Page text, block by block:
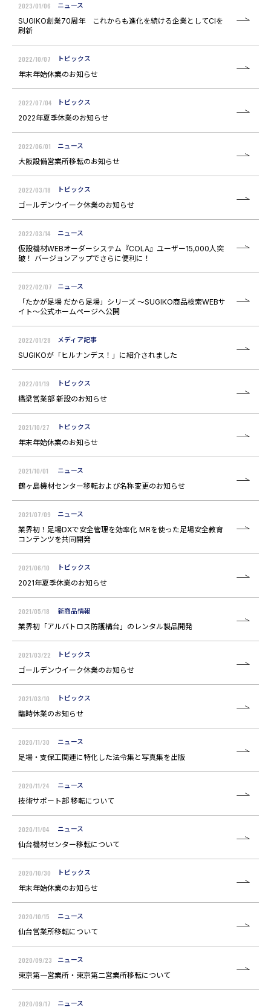
2023/01/06 ニュース
SUGIKO創業70周年 これからも進化を続ける企業としてCIを
刷新
2022/10/07 トピックス
年末年始休業のお知らせ
2022/07/04 トピックス
2022年夏季休業のお知らせ
2022/06/01 ニュース
大阪設備営業所移転のお知らせ
2022/03/18 トピックス
ゴールデンウイーク休業のお知らせ
2022/03/14 ニュース
仮設機材WEBオーダーシステム『COLA』ユーザー15,000人突
破！ バージョンアップでさらに便利に！
2022/02/07 ニュース
「たかが足場 だから足場」シリーズ ～SUGIKO商品検索WEBサ
イト～公式ホームページへ公開
2022/01/28 メディア記事
SUGIKOが「ヒルナンデス！」に紹介されました
2022/01/19 トピックス
橋梁営業部 新設のお知らせ
2021/10/27 トピックス
年末年始休業のお知らせ
2021/10/01 ニュース
鶴ヶ島機材センター移転および名称変更のお知らせ
2021/07/09 ニュース
業界初！足場DXで安全管理を効率化 MRを使った足場安全教育
コンテンツを共同開発
2021/06/10 トピックス
2021年夏季休業のお知らせ
2021/05/18 新商品情報
業界初「アルバトロス防護構台」のレンタル製品開発
2021/03/22 トピックス
ゴールデンウイーク休業のお知らせ
2021/03/10 トピックス
臨時休業のお知らせ
2020/11/30 ニュース
足場・支保工関連に特化した法令集と写真集を出版
2020/11/24 ニュース
技術サポート部 移転について
2020/11/04 ニュース
仙台機材センター移転について
2020/10/30 トピックス
年末年始休業のお知らせ
2020/10/15 ニュース
仙台営業所移転について
2020/09/23 ニュース
東京第一営業所・東京第二営業所移転について
2020/09/17 ニュース